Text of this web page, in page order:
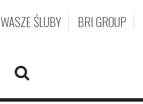
WASZE ŚLUBY BRI GROUP